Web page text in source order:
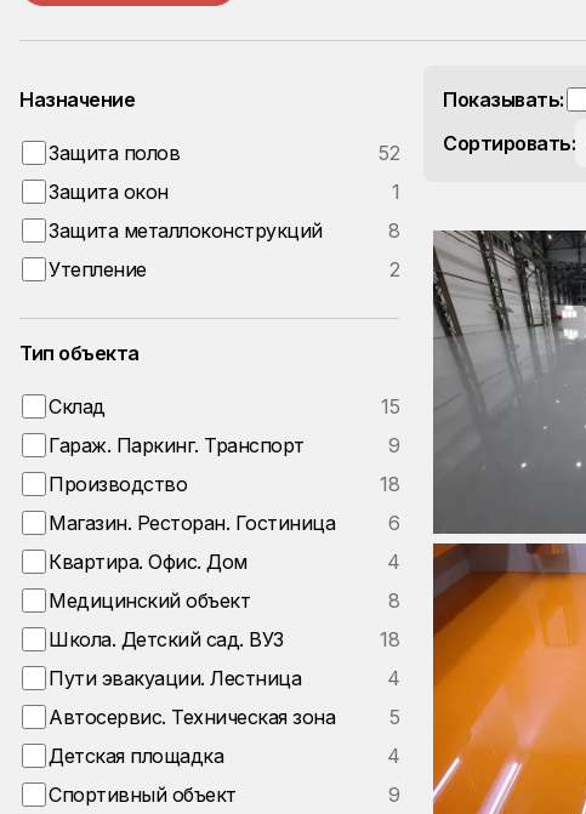
Назначение
Защита полов
52
Защита окон
1
Защита металлоконструкций
8
Утепление
2
Тип объекта
Склад
15
Гараж. Паркинг. Транспорт
9
Производство
18
Магазин. Ресторан. Гостиница
6
Квартира. Офис. Дом
4
Медицинский объект
8
Школа. Детский сад. ВУЗ
18
Пути эвакуации. Лестница
4
Автосервис. Техническая зона
5
Детская площадка
4
Спортивный объект
9
Показывать:
Сортировать: